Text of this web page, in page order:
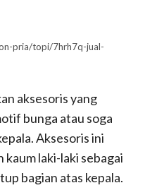
pria/topi/7hrh7q-jual-
aksesoris yang
bunga atau soga
Aksesoris ini
kaum laki-laki sebagai
bagian atas kepala.